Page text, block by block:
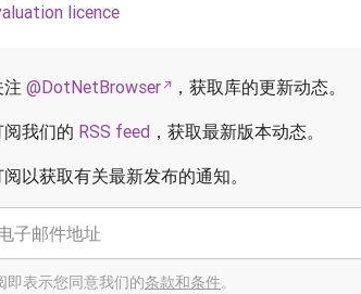
licence
注 @DotNetBrowser ，获取库的更新动态。
阅我们的 RSS feed ，获取最新版本动态。
以获取有关最新发布的通知。
即表示您同意我们的条款和条件。